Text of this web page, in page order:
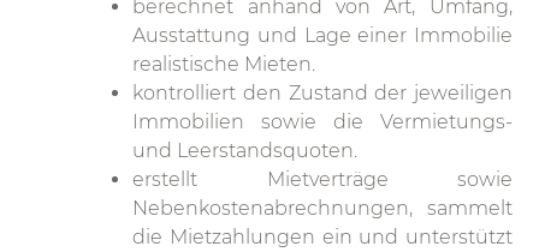
berechnet anhand von Art, Umfang,
Ausstattung und Lage einer Immobilie
realistische Mieten.
kontrolliert den Zustand der jeweiligen
Immobilien sowie die Vermietungs-
und Leerstandsquoten.
erstellt Mietverträge sowie
Nebenkostenabrechnungen, sammelt
die Mietzahlungen ein und unterstützt